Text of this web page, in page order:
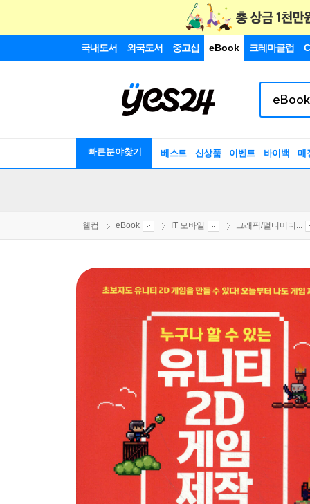
국내도서 외국도서 중고샵 eBook 크레마클럽
빠른분야찾기 베스트 신상품 이벤트 바이백 매
웰컴 eBook IT 모바일 그래픽/멀티미디...